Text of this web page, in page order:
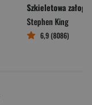
Szkieletowa załoga
Stephen King
6,9 (8086)